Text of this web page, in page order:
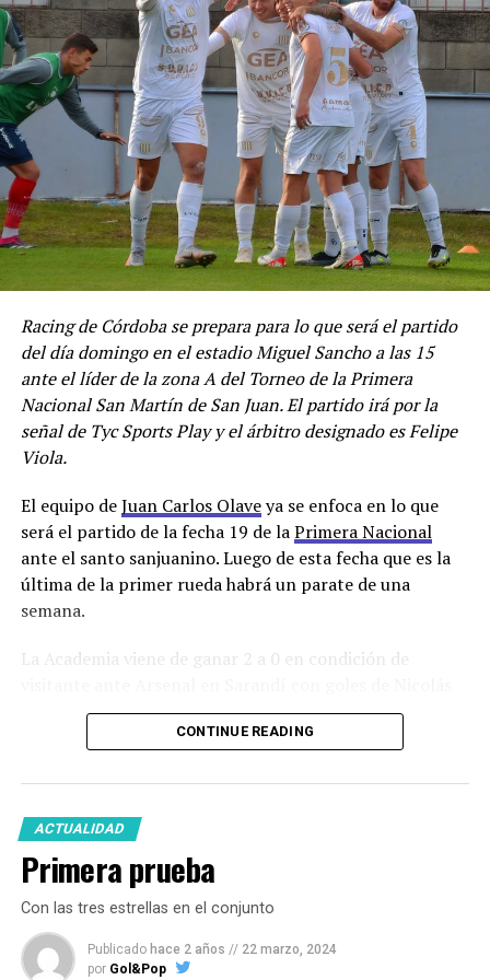
Racing de Córdoba se prepara para lo que será el partido
del día domingo en el estadio Miguel Sancho a las 15
ante el líder de la zona A del Torneo de la Primera
Nacional San Martín de San Juan. El partido irá por la
señal de Tyc Sports Play y el árbitro designado es Felipe
Viola.
El equipo deJuan Carlos Olaveya se enfoca en lo que
será el partido de la fecha 19 de laPrimera Nacional
ante el santo sanjuanino. Luego de esta fecha que es la
última de la primer rueda habrá un parate de una
semana.
La Academia viene de ganar 2 a 0 en condición de
Sánchez y de Bruno Nasta, goleador del equipo con 8
tantos, que no estará en el partido frente a San Martin
rival.
El técnico académico ya cuenta entre las opciones
disponibles a Sebastián Marfort y a Julían Vignolo.
Matías Pardo que cumplió la suspensión por cinco
amarillas ante Arsenal también está a disposición.
Una de las dudas está en el arco ya que Joaquín Mattalía
CONTINUE READING
ACTUALIDAD
Primera prueba
Con las tres estrellas en el conjunto
Publicado hace 2 años // 22 marzo, 2024
por Gol&Pop